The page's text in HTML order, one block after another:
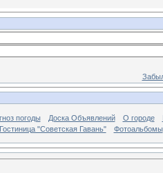
погоды Доска Объявлений О городе
Гостиница "Советская Гавань" Фотоальбомы